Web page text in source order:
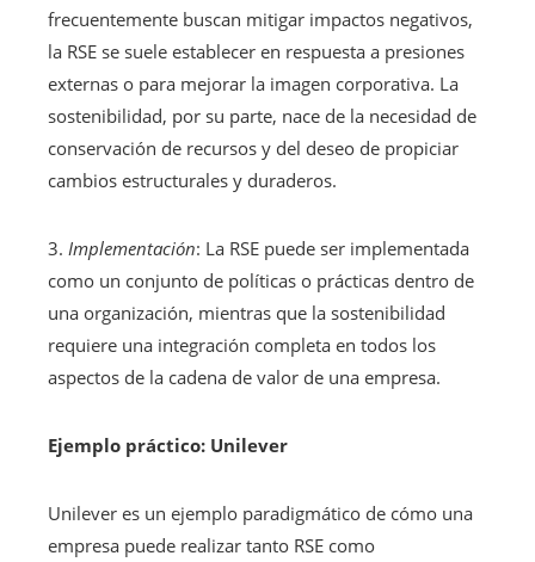
frecuentemente buscan mitigar impactos negativos,
la RSE se suele establecer en respuesta a presiones
externas o para mejorar la imagen corporativa. La
sostenibilidad, por su parte, nace de la necesidad de
conservación de recursos y del deseo de propiciar
cambios estructurales y duraderos.
3. Implementación: La RSE puede ser implementada
como un conjunto de políticas o prácticas dentro de
una organización, mientras que la sostenibilidad
requiere una integración completa en todos los
aspectos de la cadena de valor de una empresa.
Ejemplo práctico: Unilever
Unilever es un ejemplo paradigmático de cómo una
empresa puede realizar tanto RSE como